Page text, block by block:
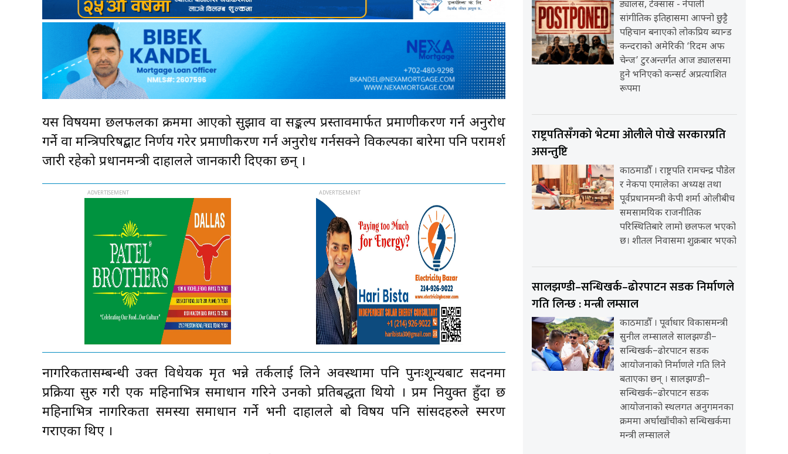
यस विषयमा छलफलका क्रममा आएको सुझाव वा सङ्कल्प प्रस्तावमार्फत प्रमाणीकरण गर्न अनुरोध
गर्ने वा मन्त्रिपरिषद्बाट निर्णय गरेर प्रमाणीकरण गर्न अनुरोध गर्नसक्ने विकल्पका बारेमा पनि परामर्श
जारी रहेको प्रधानमन्त्री दाहालले जानकारी दिएका छन् ।
नागरिकतासम्बन्धी उक्त विधेयक मृत भन्ने तर्कलाई लिने अवस्थामा पनि पुनःशून्यबाट सदनमा
प्रक्रिया सुरु गरी एक महिनाभित्र समाधान गरिने उनको प्रतिबद्धता थियो । प्रम नियुक्त हुँदा छ
महिनाभित्र नागरिकता समस्या समाधान गर्ने भनी दाहालले बो विषय पनि सांसदहरुले स्मरण
गराएका थिए ।
ड्यालस, टेक्सास - नेपाली
सांगीतिक इतिहासमा आफ्नो छुट्टै
पहिचान बनाएको लोकप्रिय ब्यान्ड
कन्दराको अमेरिकी ‘रिदम अफ
चेन्ज’ टुरअन्तर्गत आज ड्यालसमा
हुने भनिएको कन्सर्ट अप्रत्याशित
रूपमा
राष्ट्रपतिसँगको भेटमा ओलीले पोखे सरकारप्रति
असन्तुष्टि
काठमाडौँ । राष्ट्रपति रामचन्द्र पौडेल
र नेकपा एमालेका अध्यक्ष तथा
पूर्वप्रधानमन्त्री केपी शर्मा ओलीबीच
समसामयिक राजनीतिक
परिस्थितिबारे लामो छलफल भएको
छ। शीतल निवासमा शुक्रबार भएको
सालझण्डी–सन्धिखर्क–ढोरपाटन सडक निर्माणले
गति लिन्छ : मन्त्री लम्साल
काठमाडौँ । पूर्वाधार विकासमन्त्री
सुनील लम्सालले सालझण्डी–
सन्धिखर्क–ढोरपाटन सडक
आयोजनाको निर्माणले गति लिने
बताएका छन् । सालझण्डी–
सन्धिखर्क–ढोरपाटन सडक
आयोजनाको स्थलगत अनुगमनका
क्रममा अर्घाखाँचीको सन्धिखर्कमा
मन्त्री लम्सालले